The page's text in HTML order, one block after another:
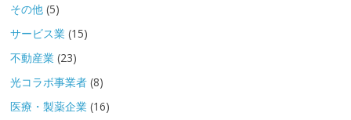
その他 (5)
サービス業 (15)
不動産業 (23)
光コラボ事業者 (8)
医療・製薬企業 (16)